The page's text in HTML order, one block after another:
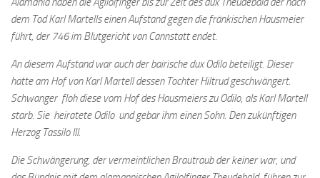
dem Tod Karl Martells einen Aufstand gegen die fränkischen Hausmeier
führt, der 746 im Blutgericht von Cannstatt endet.
An diesem Aufstand war auch der bairischeduxOdilo beteiligt. Dieser
hatte am Hof von Karl Martell dessen Tochter Hiltrud geschwängert.
Schwanger floh diese vom Hof des Hausmeiers zu Odilo, als Karl Martell
starb. Sie heiratete Odilo und gebar ihm einen Sohn. Den zukünftigen
Herzog Tassilo III.
Die Schwängerung, der vermeintlichen Brautraub der keiner war, und